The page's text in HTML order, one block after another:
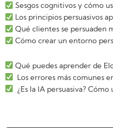
Sesgos cognitivos y cómo
Los principios persuasivos
Qué clientes se persuaden
Cómo crear un entorno
Qué puedes aprender de
Los errores más comunes
¿Es la IA persuasiva?